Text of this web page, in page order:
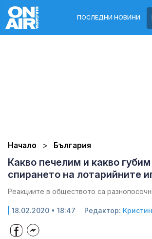
ПОСЛЕДНИ НОВИНИ
Начало България
Какво печелим и какво
спирането на лотарийните
Реакциите в обществото са
18.02.2020 • 18:47 Редактор: